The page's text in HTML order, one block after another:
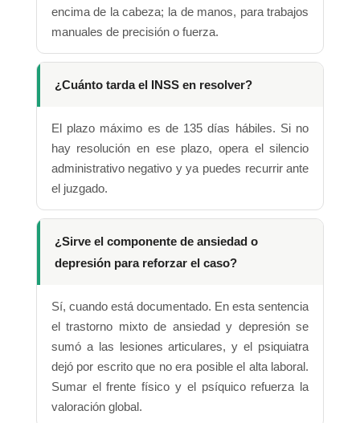
encima de la cabeza; la de manos, para trabajos
manuales de precisión o fuerza.
¿Cuánto tarda el INSS en resolver?
El plazo máximo es de 135 días hábiles. Si no
hay resolución en ese plazo, opera el silencio
administrativo negativo y ya puedes recurrir ante
el juzgado.
¿Sirve el componente de ansiedad o
depresión para reforzar el caso?
Sí, cuando está documentado. En esta sentencia
el trastorno mixto de ansiedad y depresión se
sumó a las lesiones articulares, y el psiquiatra
dejó por escrito que no era posible el alta laboral.
Sumar el frente físico y el psíquico refuerza la
valoración global.